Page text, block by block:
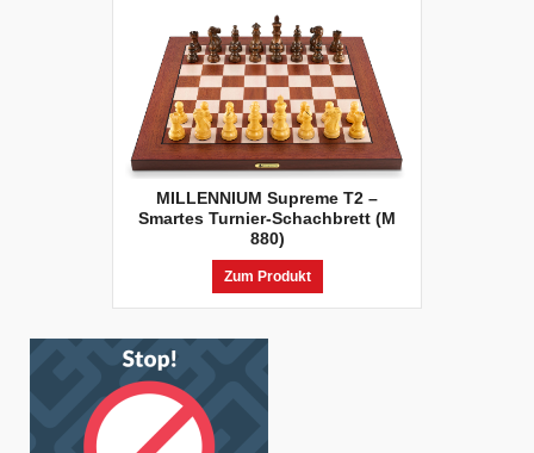
MILLENNIUM Supreme T2 –
Smartes Turnier-Schachbrett (M
880)
Zum Produkt